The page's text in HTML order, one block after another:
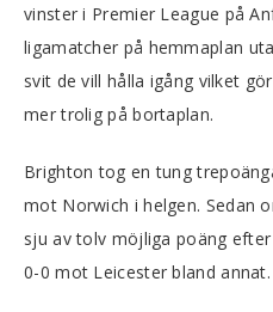
vinster i Premier League på
ligamatcher på hemmaplan
svit de vill hålla igång vilket
mer trolig på bortaplan.
Brighton tog en tung
mot Norwich i helgen. Sedan
sju av tolv möjliga poäng
0-0 mot Leicester bland annat.